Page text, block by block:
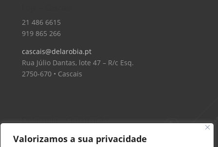
Valorizamos a sua privacidade
21 486 6615
919 865 266
cascais@delarobia.pt
Rua Júlio Dantas, lote 47 – R/c Esq.
2750-670 • Cascais
Delarobia – Construção
912 441 514